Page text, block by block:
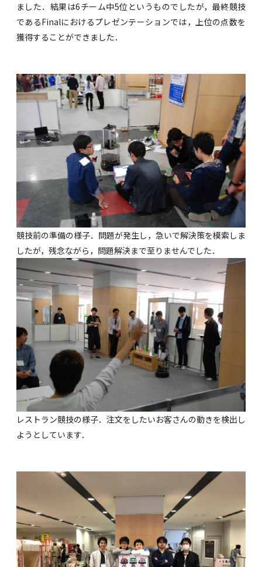
ました．結果は6チーム中5位というものでしたが，最終競技
であるFinalにおけるプレゼンテーションでは，上位の点数を
獲得することができました．
競技前の準備の様子．問題が発生し，急いで解決策を模索しま
したが，残念ながら，問題解決まで至りませんでした．
レストラン競技の様子．注文をしたいお客さんの動きを検出し
ようとしています．